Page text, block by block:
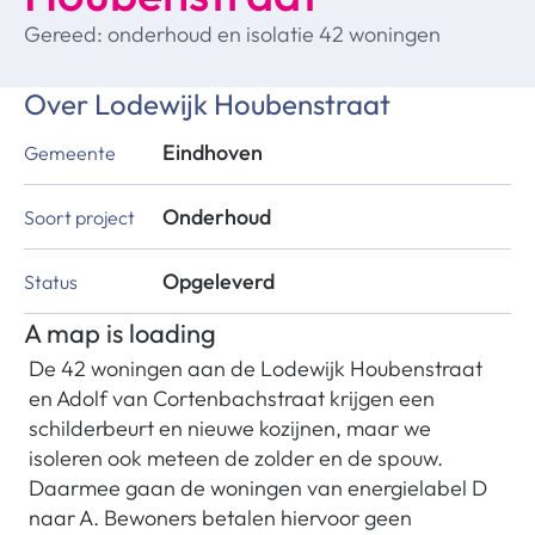
Gereed: onderhoud en isolatie 42 woningen
Over Lodewijk Houbenstraat
Gemeente Eindhoven
Soort project Onderhoud
Status Opgeleverd
A map is loading
De 42 woningen aan de Lodewijk Houbenstraat
en Adolf van Cortenbachstraat krijgen een
schilderbeurt en nieuwe kozijnen, maar we
isoleren ook meteen de zolder en de spouw.
Daarmee gaan de woningen van energielabel D
naar A. Bewoners betalen hiervoor geen